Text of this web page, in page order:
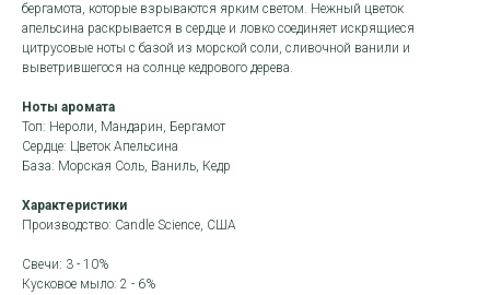
бергамота, которые взрываются ярким светом. Нежный цветок
апельсина раскрывается в сердце и ловко соединяет искрящиеся
цитрусовые ноты с базой из морской соли, сливочной ванили и
выветрившегося на солнце кедрового дерева.
Ноты аромата
Топ: Нероли, Мандарин, Бергамот
Сердце: Цветок Апельсина
База: Морская Соль, Ваниль, Кедр
Характеристики
Производство: Candle Science, США
Свечи: 3 - 10%
Кусковое мыло: 2 - 6%